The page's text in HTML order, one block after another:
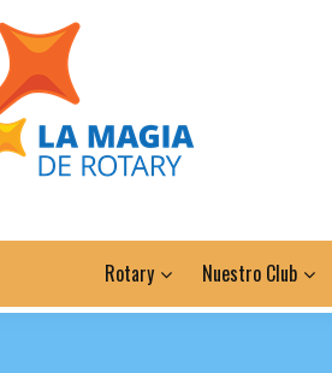
Rotary Nuestro Club